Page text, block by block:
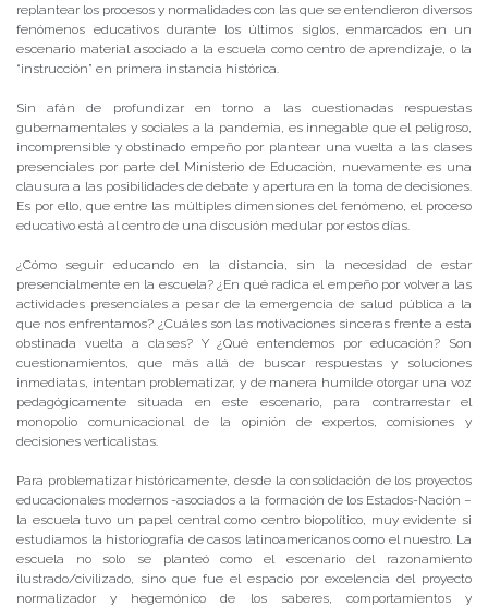
replantear los procesos y normalidades con las que se entendieron diversos
fenómenos educativos durante los últimos siglos, enmarcados en un
escenario material asociado a la escuela como centro de aprendizaje, o la
“instrucción” en primera instancia histórica.
Sin afán de profundizar en torno a las cuestionadas respuestas
gubernamentales y sociales a la pandemia, es innegable que el peligroso,
incomprensible y obstinado empeño por plantear una vuelta a las clases
presenciales por parte del Ministerio de Educación, nuevamente es una
clausura a las posibilidades de debate y apertura en la toma de decisiones.
Es por ello, que entre las múltiples dimensiones del fenómeno, el proceso
educativo está al centro de una discusión medular por estos días.
¿Cómo seguir educando en la distancia, sin la necesidad de estar
presencialmente en la escuela? ¿En qué radica el empeño por volver a las
actividades presenciales a pesar de la emergencia de salud pública a la
que nos enfrentamos? ¿Cuáles son las motivaciones sinceras frente a esta
obstinada vuelta a clases? Y ¿Qué entendemos por educación? Son
cuestionamientos, que más allá de buscar respuestas y soluciones
inmediatas, intentan problematizar, y de manera humilde otorgar una voz
pedagógicamente situada en este escenario, para contrarrestar el
monopolio comunicacional de la opinión de expertos, comisiones y
decisiones verticalistas.
Para problematizar históricamente, desde la consolidación de los proyectos
educacionales modernos -asociados a la formación de los Estados-Nación –
la escuela tuvo un papel central como centro biopolítico, muy evidente si
estudiamos la historiografía de casos latinoamericanos como el nuestro. La
escuela no solo se planteó como el escenario del razonamiento
ilustrado/civilizado, sino que fue el espacio por excelencia del proyecto
normalizador y hegemónico de los saberes, comportamientos y